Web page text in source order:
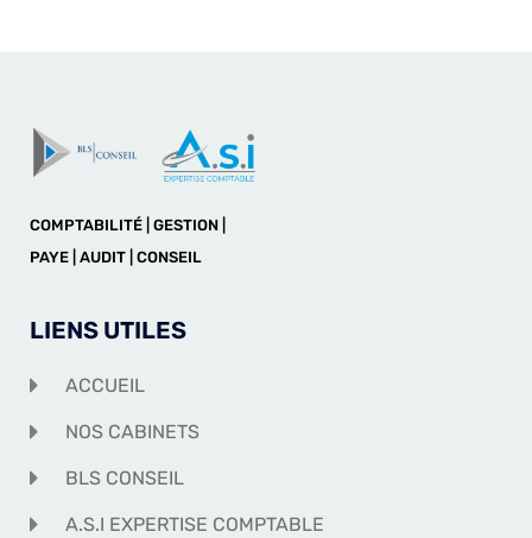
COMPTABILITÉ | GESTION |
PAYE | AUDIT | CONSEIL
LIENS UTILES
ACCUEIL
NOS CABINETS
BLS CONSEIL
A.S.I EXPERTISE COMPTABLE